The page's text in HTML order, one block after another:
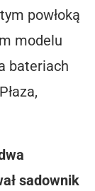
powłoką
modelu
bateriach
sadownik